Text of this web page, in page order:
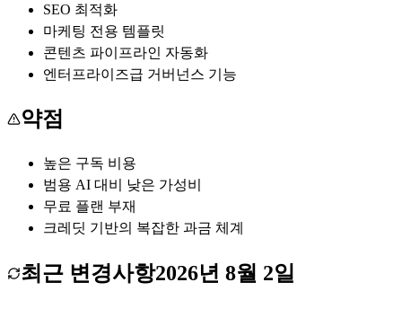
SEO 최적화
마케팅 전용 템플릿
콘텐츠 파이프라인 자동화
엔터프라이즈급 거버넌스 기능
약점
높은 구독 비용
범용 AI 대비 낮은 가성비
무료 플랜 부재
크레딧 기반의 복잡한 과금 체계
최근 변경사항2026년 8월 2일